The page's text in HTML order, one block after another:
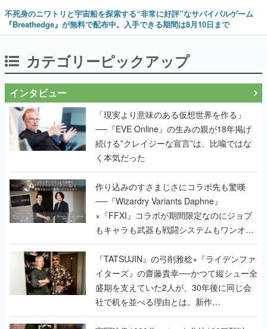
不死身のニワトリと宇宙船を探索する“非常に好評”なサバイバルゲーム
『Breathedge』が無料で配布中。入手できる期間は8月10日まで
カテゴリーピックアップ
インタビュー
「現実より意味のある仮想世界を作る」
──『EVE Online』の生みの親が18年掲げ
続ける”クレイジーな宣言”は、比喩ではな
く本気だった
作り込みのすさまじさにコラボ先も驚嘆
──『Wizardry Variants Daphne』
×『FFXI』コラボが期間限定なのにジョブ
もキャラも武器も戦闘システムもワンオフ
で作り込まれた理由を両ディレクターに聞
く
『TATSUJIN』の弓削雅稔×『ライデンファ
イターズ』の齋藤貴幸──かつて縦シュー全
盛期を支えていた2人が、30年後に同じ会
社で机を並べる理由とは。新作
『TATSUJIN EXTREME』で初タッグを組